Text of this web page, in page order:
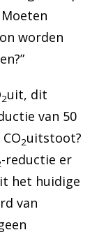
worden
2uit, dit
van 50
2uitstoot?
-reductie er
het huidige
van